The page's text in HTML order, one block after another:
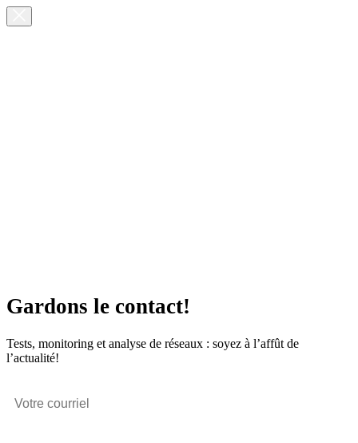
Gardons le contact!
Tests, monitoring et analyse de réseaux : soyez à l’affût de
l’actualité!